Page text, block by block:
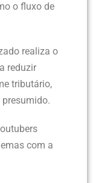
o fluxo de
realiza o
reduzir
tributário,
com a